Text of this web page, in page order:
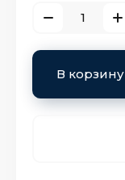
В корзину